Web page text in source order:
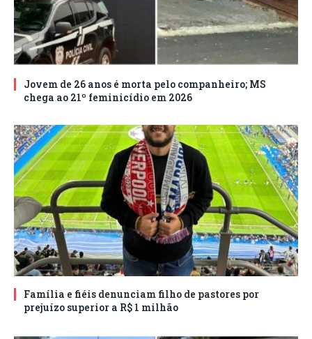
Jovem de 26 anos é morta pelo companheiro; MS
chega ao 21º feminicídio em 2026
Família e fiéis denunciam filho de pastores por
prejuízo superior a R$ 1 milhão